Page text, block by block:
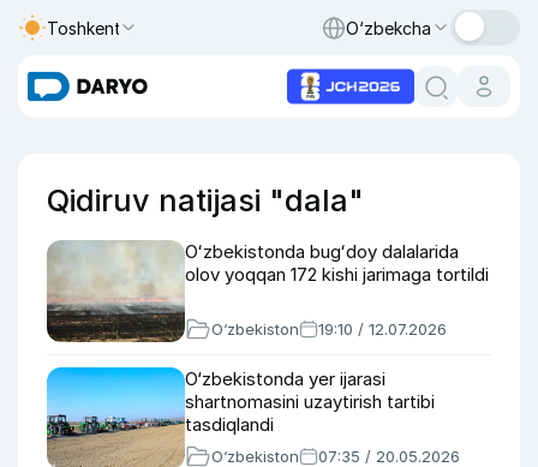
Toshkent O‘zbekcha
Qidiruv natijasi "dala"
Oʻzbekistonda bugʻdoy dalalarida
olov yoqqan 172 kishi jarimaga tortildi
O‘zbekiston 19:10 / 12.07.2026
O‘zbekistonda yer ijarasi
shartnomasini uzaytirish tartibi
tasdiqlandi
O‘zbekiston 07:35 / 20.05.2026